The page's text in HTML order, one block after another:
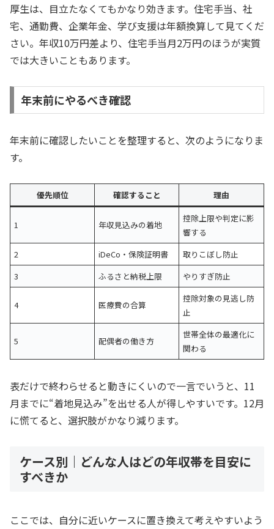
厚生は、目立たなくてもかなり効きます。住宅手当、社
宅、通勤費、企業年金、学び支援は年額換算して見てくだ
さい。年収10万円差より、住宅手当月2万円のほうが実質
では大きいこともあります。
年末前にやるべき確認
年末前に確認したいことを整理すると、次のようになりま
す。
優先順位 確認すること 理由
1 年収見込みの着地
控除上限や判定に影
響する
2
iDeCo・保険証明書
取りこぼし防止
3
ふるさと納税上限 やりすぎ防止
4 医療費の合算
控除対象の見逃し防
止
5 配偶者の働き方
世帯全体の最適化に
関わる
表だけで終わらせると動きにくいので一言でいうと、11
月までに“着地見込み”を出せる人が得しやすいです。12月
に慌てると、選択肢がかなり減ります。
ケース別｜どんな人はどの年収帯を目安に
すべきか
ここでは、自分に近いケースに置き換えて考えやすいよう